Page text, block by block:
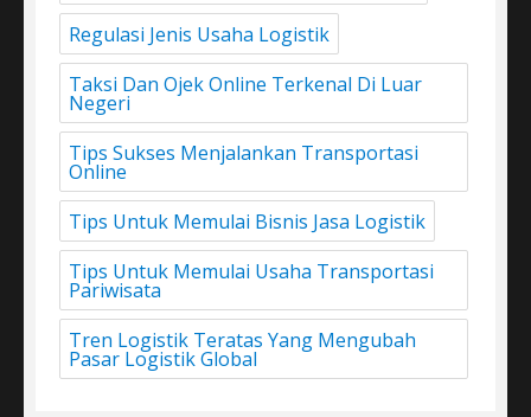
Regulasi Jenis Usaha Logistik
Taksi Dan Ojek Online Terkenal Di Luar
Negeri
Tips Sukses Menjalankan Transportasi
Online
Tips Untuk Memulai Bisnis Jasa Logistik
Tips Untuk Memulai Usaha Transportasi
Pariwisata
Tren Logistik Teratas Yang Mengubah
Pasar Logistik Global